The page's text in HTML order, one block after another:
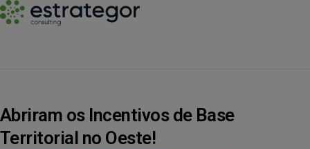
Abriram os Incentivos de Base
Territorial no Oeste!